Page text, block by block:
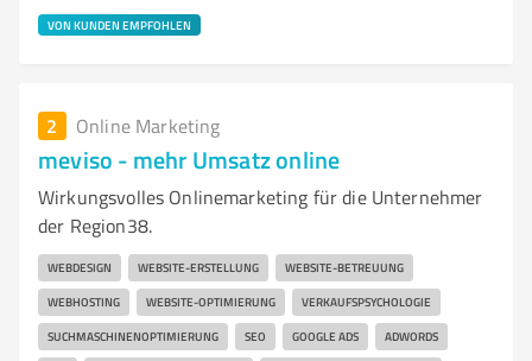
VON KUNDEN EMPFOHLEN
2 Online Marketing
meviso - mehr Umsatz online
Wirkungsvolles Onlinemarketing für die Unternehmer
der Region38.
WEBDESIGN WEBSITE-ERSTELLUNG WEBSITE-BETREUUNG
WEBHOSTING WEBSITE-OPTIMIERUNG VERKAUFSPSYCHOLOGIE
SUCHMASCHINENOPTIMIERUNG SEO GOOGLE ADS ADWORDS